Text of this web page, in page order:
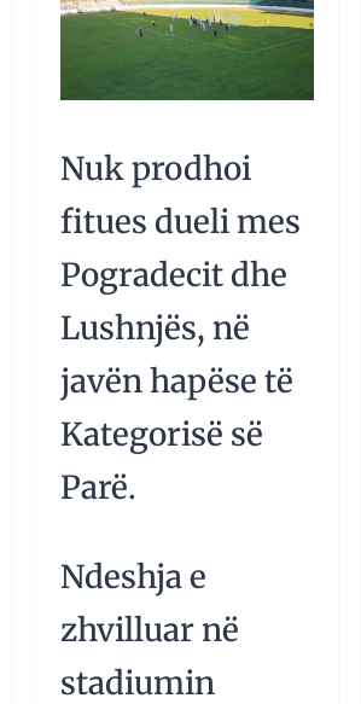
Nuk prodhoi
fitues dueli mes
Pogradecit dhe
Lushnjës, në
javën hapëse të
Kategorisë së
Parë.
Ndeshja e
zhvilluar në
stadiumin